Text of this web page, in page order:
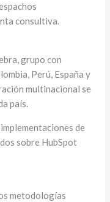
consultiva.
grupo con
Perú, España y
multinacional se
país.
de
sobre HubSpot
metodologías